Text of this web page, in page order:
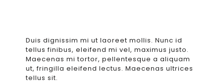
Duis dignissim mi ut laoreet mollis. Nunc id
tellus finibus, eleifend mi vel, maximus justo.
Maecenas mi tortor, pellentesque a aliquam
ut, fringilla eleifend lectus. Maecenas ultrices
tellus sit.